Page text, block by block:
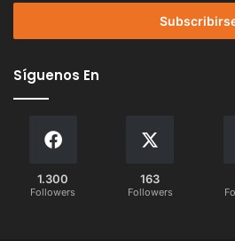
correo
Síguenos En
1.300
Followers
163
Followers